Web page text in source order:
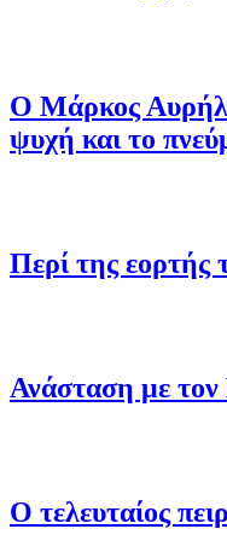
Ο Μάρκος
ψυχή και το
Περί της εορτής
Ανάσταση με
O τελευταίος